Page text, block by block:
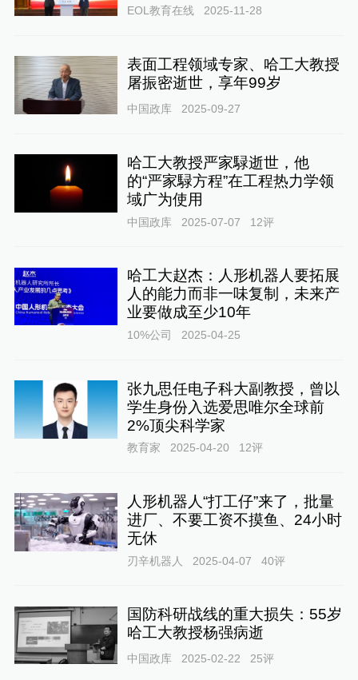
EOL教育在线 2025-11-28
表面工程领域专家、哈工大教授
屠振密逝世，享年99岁
中国政库 2025-09-27
哈工大教授严家騄逝世，他
的“严家騄方程”在工程热力学领
域广为使用
中国政库 2025-07-07 12评
哈工大赵杰：人形机器人要拓展
人的能力而非一味复制，未来产
业要做成至少10年
10%公司 2025-04-25
张九思任电子科大副教授，曾以
学生身份入选爱思唯尔全球前
2%顶尖科学家
教育家 2025-04-20 12评
人形机器人“打工仔”来了，批量
进厂、不要工资不摸鱼、24小时
无休
刃辛机器人 2025-04-07 40评
国防科研战线的重大损失：55岁
哈工大教授杨强病逝
中国政库 2025-02-22 25评